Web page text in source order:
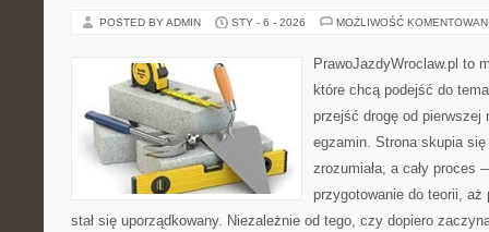
POSTED BY ADMIN STY - 6 - 2026 MOŻLIWOŚĆ
PrawoJazdyWroclaw.pl to
które chcą podejść do
przejść drogę od
egzamin. Strona skupia
zrozumiała, a cały
przygotowanie do teorii,
stał się uporządkowany. Niezależnie od tego, czy dopiero